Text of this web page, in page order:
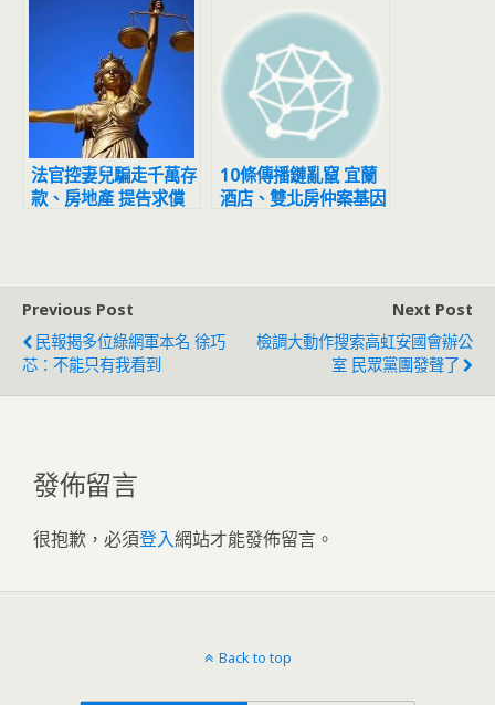
法官控妻兒騙走千萬存
款、房地產 提告求償
10條傳播鏈亂竄 宜蘭
酒店、雙北房仲案基因
Previous Post
民報揭多位綠網軍本名 徐巧
芯：不能只有我看到
Next Post
檢調大動作搜索高虹安國會辦公
室 民眾黨團發聲了
發佈留言
很抱歉，必須登入網站才能發佈留言。
Back to top